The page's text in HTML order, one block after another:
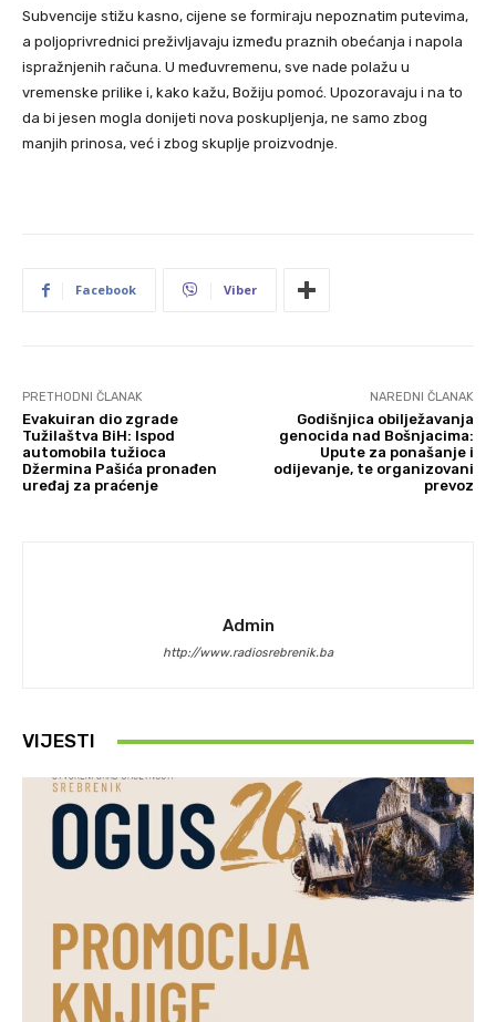
Subvencije stižu kasno, cijene se formiraju nepoznatim putevima,
a poljoprivrednici preživljavaju između praznih obećanja i napola
ispražnjenih računa. U međuvremenu, sve nade polažu u
vremenske prilike i, kako kažu, Božiju pomoć. Upozoravaju i na to
da bi jesen mogla donijeti nova poskupljenja, ne samo zbog
manjih prinosa, već i zbog skuplje proizvodnje.
Facebook Viber
PRETHODNI ČLANAK
Evakuiran dio zgrade
Tužilaštva BiH: Ispod
automobila tužioca
Džermina Pašića pronađen
uređaj za praćenje
NAREDNI ČLANAK
Godišnjica obilježavanja
genocida nad Bošnjacima:
Upute za ponašanje i
odijevanje, te organizovani
prevoz
Admin
http://www.radiosrebrenik.ba
VIJESTI